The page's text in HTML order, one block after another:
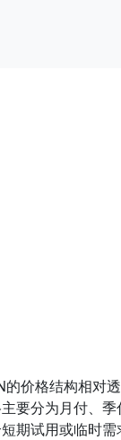
价格结构相对
要分为月付、
期试用或临时